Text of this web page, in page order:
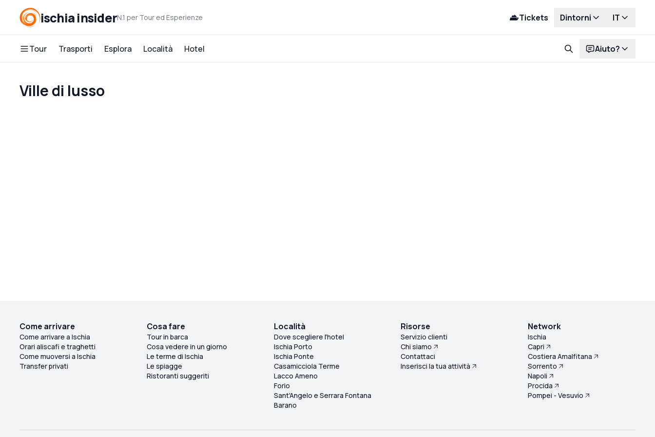
ischia insiderN.1 per Tour ed Esperienze Tickets Dintorni IT
Tour Trasporti Esplora Località Hotel Aiuto?
Ville di lusso
Come arrivare
Come arrivare a Ischia
Orari aliscafi e traghetti
Come muoversi a Ischia
Transfer privati
Cosa fare
Tour in barca
Cosa vedere in un giorno
Le terme di Ischia
Le spiagge
Ristoranti suggeriti
Località
Dove scegliere l'hotel
Ischia Porto
Ischia Ponte
Casamicciola Terme
Lacco Ameno
Forio
Sant'Angelo e Serrara Fontana
Barano
Risorse
Servizio clienti
Chi siamo
Contattaci
Inserisci la tua attività
Network
Ischia
Capri
Costiera Amalfitana
Sorrento
Napoli
Procida
Pompei - Vesuvio